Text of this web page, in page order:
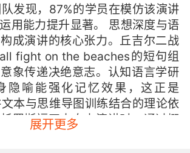
发现，87%的学员在模仿该演讲
用能力提升显著。 思想深度与语
成演讲的核心张力。丘吉尔二战
fight on the beaches的短句组
象传递决绝意志。认知语言学研
隐喻能强化记忆效果，这正是
本与思维导图训练结合的理论依
罗斯福四大自由演讲时，通过概
精准把握言论自由与免于匮乏的
展开更多